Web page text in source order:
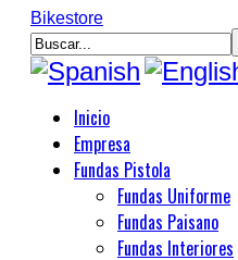
Bikestore
Inicio
Empresa
Fundas Pistola
Fundas Uniforme
Fundas Paisano
Fundas Interiores